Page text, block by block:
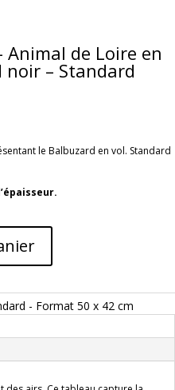
Animal de Loire en
– Standard
le Balbuzard en vol. Standard
- Format 50 x 42 cm